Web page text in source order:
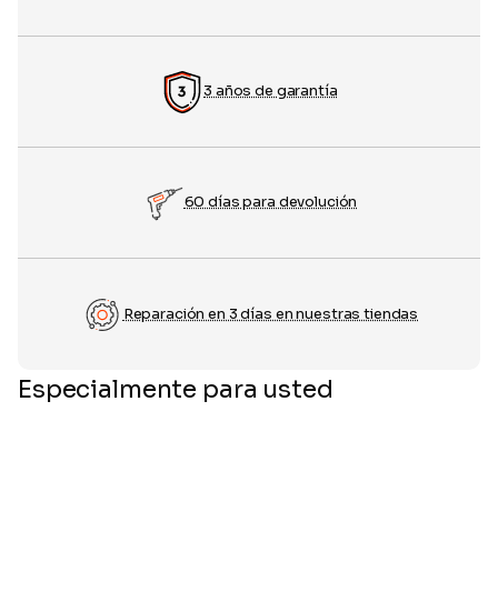
3 años de garantía
60 días para devolución
Reparación en 3 días en nuestras tiendas
Especialmente para usted